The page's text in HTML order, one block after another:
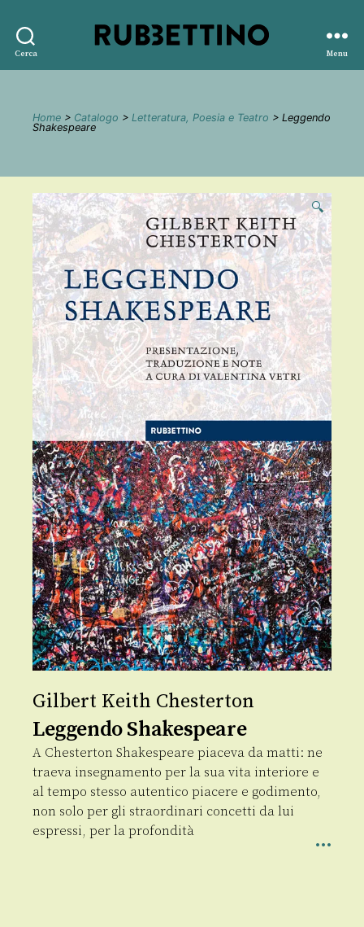
Cerca
editore
Menu
Home > Catalogo > Letteratura, Poesia e Teatro > Leggendo
Shakespeare
🔍
Gilbert Keith Chesterton
Leggendo Shakespeare
A Chesterton Shakespeare piaceva da matti: ne
traeva insegnamento per la sua vita interiore e
al tempo stesso autentico piacere e godimento,
non solo per gli straordinari concetti da lui
espressi, per la profondità